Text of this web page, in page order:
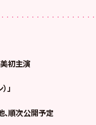
初主演
」
、順次公開予定